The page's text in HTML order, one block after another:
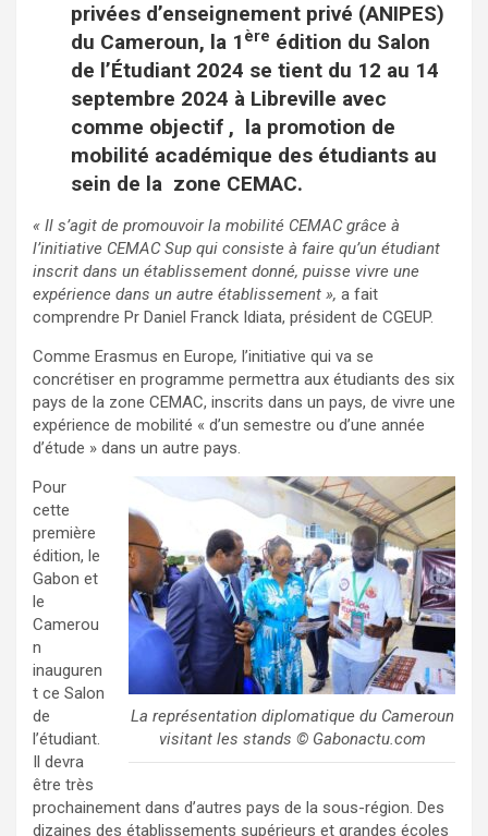
privées d’enseignement privé (ANIPES)
du Cameroun, la 1 ère édition du Salon
de l’Étudiant 2024 se tient du 12 au 14
septembre 2024 à Libreville avec
comme objectif , la promotion de
mobilité académique des étudiants au
sein de la zone CEMAC.
« Il s’agit de promouvoir la mobilité CEMAC grâce à
l’initiative CEMAC Sup qui consiste à faire qu’un étudiant
inscrit dans un établissement donné, puisse vivre une
expérience dans un autre établissement », a fait
comprendre Pr Daniel Franck Idiata, président de CGEUP.
Comme Erasmus en Europe, l’initiative qui va se
concrétiser en programme permettra aux étudiants des six
pays de la zone CEMAC, inscrits dans un pays, de vivre une
expérience de mobilité « d’un semestre ou d’une année
d’étude » dans un autre pays.
La représentation diplomatique du Cameroun
visitant les stands © Gabonactu.com
Pour
cette
première
édition, le
Gabon et
le
Camerou
n
inauguren
t ce Salon
de
l’étudiant.
Il devra
être très
prochainement dans d’autres pays de la sous-région. Des
dizaines des établissements supérieurs et grandes écoles